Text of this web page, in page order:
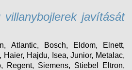
villanybojlerek javítását
Atlantic, Bosch, Eldom, Elnett,
Haier, Hajdu, Isea, Junior, Metalac,
Regent, Siemens, Stiebel Eltron,